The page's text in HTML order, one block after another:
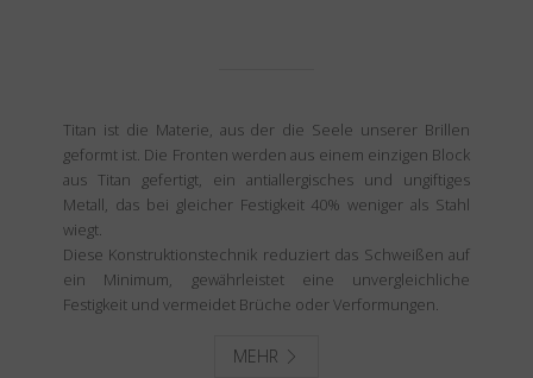
Titan ist die Materie, aus der die Seele unserer Brillen
geformt ist. Die Fronten werden aus einem einzigen Block
aus Titan gefertigt, ein antiallergisches und ungiftiges
Metall, das bei gleicher Festigkeit 40% weniger als Stahl
wiegt.
Diese Konstruktionstechnik reduziert das Schweißen auf
ein Minimum, gewährleistet eine unvergleichliche
Festigkeit und vermeidet Brüche oder Verformungen.
MEHR